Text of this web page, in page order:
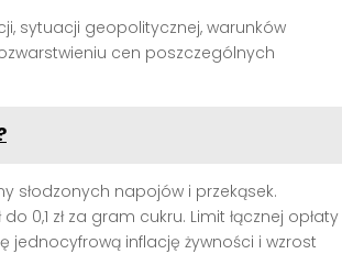
sytuacji geopolitycznej, warunków
cen poszczególnych
słodzonych napojów i przekąsek.
do 0,1 zł za gram cukru. Limit łącznej opłaty
jednocyfrową inflację żywności i wzrost